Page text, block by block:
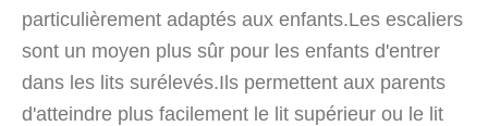
particulièrement adaptés aux enfants.Les escaliers
sont un moyen plus sûr pour les enfants d'entrer
dans les lits surélevés.Ils permettent aux parents
d'atteindre plus facilement le lit supérieur ou le lit